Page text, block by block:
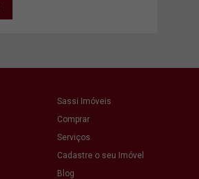
Sassi Imóveis
Comprar
Serviços
Cadastre o seu Imóvel
Blog